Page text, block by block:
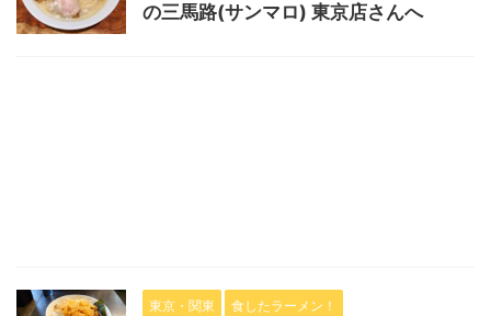
の三馬路(サンマロ) 東京店さんへ
東京・関東 食したラーメン！